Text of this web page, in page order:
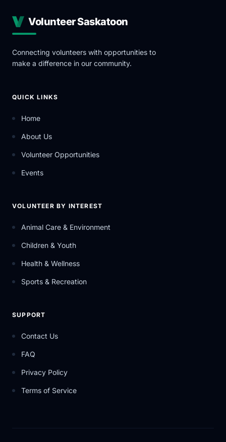
Volunteer Saskatoon
Connecting volunteers with opportunities to
make a difference in our community.
QUICK LINKS
Home
About Us
Volunteer Opportunities
Events
VOLUNTEER BY INTEREST
Animal Care & Environment
Children & Youth
Health & Wellness
Sports & Recreation
SUPPORT
Contact Us
FAQ
Privacy Policy
Terms of Service